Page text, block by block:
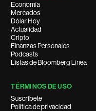
Economía
Mercados
Dólar Hoy
Actualidad
Cripto
Finanzas Personales
Podcasts
Listas de Bloomberg Línea
TÉRMINOS DE USO
Suscríbete
Política de privacidad